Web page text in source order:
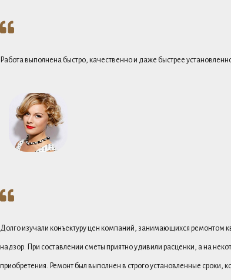
Работа выполнена быстро, качественно и даже быстрее
Долго изучали конъектуру цен компаний, занимающихся ремонтом
надзор. При составлении сметы приятно удивили расценки, а на
приобретения. Ремонт был выполнен в строго установленные